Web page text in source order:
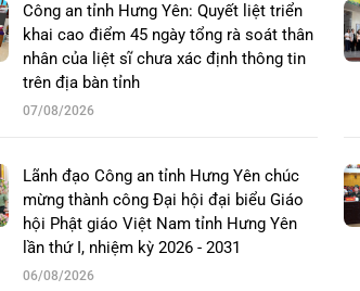
Công an tỉnh Hưng Yên: Quyết liệt triển
khai cao điểm 45 ngày tổng rà soát thân
nhân của liệt sĩ chưa xác định thông tin
trên địa bàn tỉnh
07/08/2026
Lãnh đạo Công an tỉnh Hưng Yên chúc
mừng thành công Đại hội đại biểu Giáo
hội Phật giáo Việt Nam tỉnh Hưng Yên
lần thứ I, nhiệm kỳ 2026 - 2031
06/08/2026